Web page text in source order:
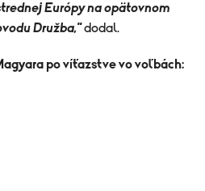
Európy na opätovnom
Družba,"dodal.
po víťazstve vo voľbách: